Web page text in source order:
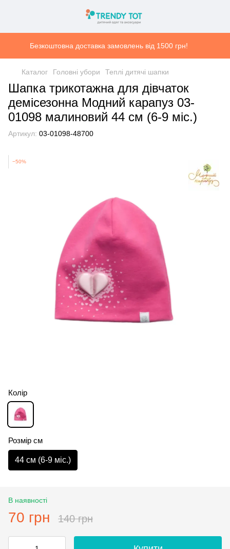
Безкоштовна доставка замовлень від 1500 грн!
Каталог Головні убори Теплі дитячі шапки
Шапка трикотажна для дівчаток
демісезонна Модний карапуз 03-
01098 малиновий 44 см (6-9 міс.)
Артикул: 03-01098-48700
−50%
Колір
Розмір см
44 см (6-9 міс.)
В наявності
70 грн 140 грн